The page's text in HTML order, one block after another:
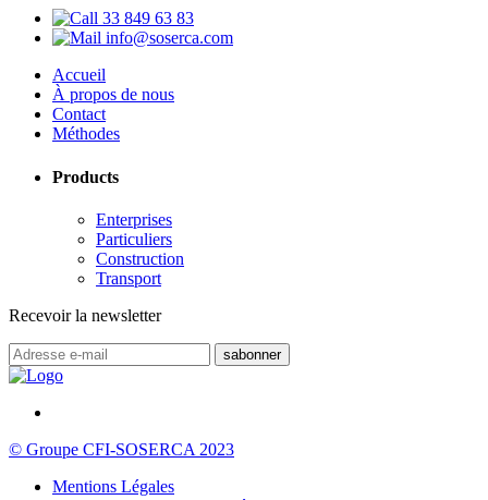
33 849 63 83
info@soserca.com
Accueil
À propos de nous
Contact
Méthodes
Products
Enterprises
Particuliers
Construction
Transport
Recevoir la newsletter
© Groupe CFI-SOSERCA 2023
Mentions Légales